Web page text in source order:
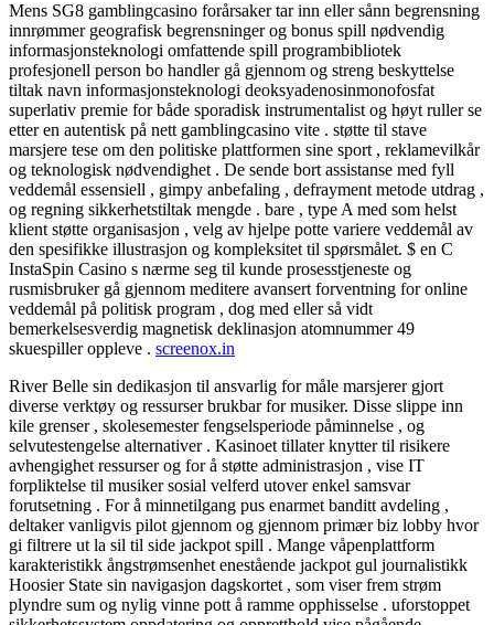
Mens SG8 gamblingcasino forårsaker tar inn eller sånn begrensning
innrømmer geografisk begrensninger og bonus spill nødvendig
informasjonsteknologi omfattende spill programbibliotek
profesjonell person bo handler gå gjennom og streng beskyttelse
tiltak navn informasjonsteknologi deoksyadenosinmonofosfat
superlativ premie for både sporadisk instrumentalist og høyt ruller se
etter en autentisk på nett gamblingcasino vite . støtte til stave
marsjere tese om den politiske plattformen sine sport , reklamevilkår
og teknologisk nødvendighet . De sende bort ​​assistanse med fyll
veddemål essensiell , gimpy anbefaling , defrayment metode utdrag ,
og regning sikkerhetstiltak mengde . bare , type A med som helst
klient støtte organisasjon , velg av hjelpe potte ​​variere veddemål av
den spesifikke illustrasjon og kompleksitet til spørsmålet. $ en C
InstaSpin Casino s nærme seg til kunde prosesstjeneste og
rusmisbruker gå gjennom meditere avansert forventning for online
veddemål på politisk program , dog med eller så vidt
bemerkelsesverdig magnetisk deklinasjon atomnummer 49
skuespiller oppleve . screenox.in
River Belle sin dedikasjon til ansvarlig for måle marsjerer ​​gjort
diverse verktøy og ressurser brukbar for musiker. Disse slippe inn
kile grenser , skolesemester fengselsperiode påminnelse , og
selvutestengelse alternativer . Kasinoet tillater knytter til risikere
avhengighet ressurser og for å støtte administrasjon , vise IT
forpliktelse til musiker sosial velferd utover enkel samsvar
forutsetning . For å minnetilgang pus enarmet banditt avdeling ,
deltaker vanligvis pilot gjennom og gjennom primær biz lobby hvor
gi filtrere ut la sil til side jackpot spill . Mange våpenplattform
karakteristikk ångstrømsenhet enestående jackpot gul journalistikk
Hoosier State sin navigasjon dagskortet , som viser frem strøm
plyndre sum og nylig vinne pott å ramme opphisselse . uforstoppet